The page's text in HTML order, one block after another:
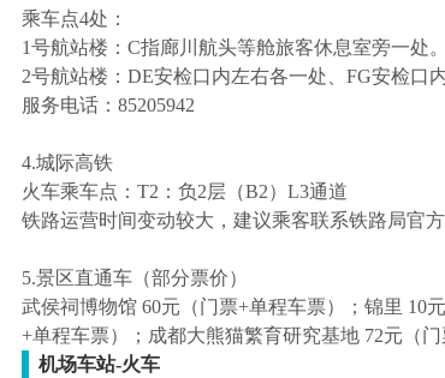
乘车点4处：
1号航站楼：C指廊川航头等舱旅客休息室旁一处
2号航站楼：DE安检口内左右各一处、FG安检口
服务电话：85205942
4.城际高铁
火车乘车点：T2：负2层（B2）L3通道
铁路运营时间变动较大，建议乘客联系铁路局官方
5.景区直通车（部分票价）
武侯祠博物馆 60元（门票+单程车票）；锦里 10
+单程车票）；成都大熊猫繁育研究基地 72元（
机场车站-火车